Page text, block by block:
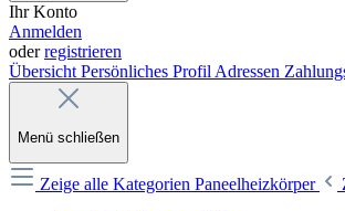
Ihr Konto
Anmelden
oderregistrieren
Übersicht Persönliches Profil Adressen
Menü schließen
Zeige alle Kategorien Paneelheizkörper